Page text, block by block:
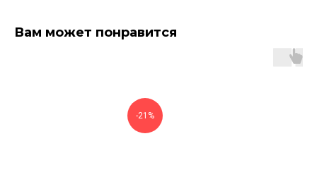
Вам может понравится
-21%